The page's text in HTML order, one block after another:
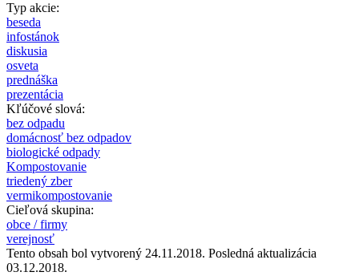
Typ akcie:
beseda
infostánok
diskusia
osveta
prednáška
prezentácia
Kľúčové slová:
bez odpadu
domácnosť bez odpadov
biologické odpady
Kompostovanie
triedený zber
vermikompostovanie
Cieľová skupina:
obce / firmy
verejnosť
Tento obsah bol vytvorený 24.11.2018. Posledná aktualizácia
03.12.2018.